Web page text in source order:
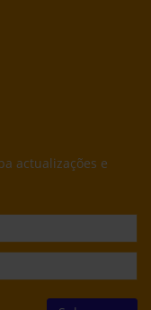
actualizações e